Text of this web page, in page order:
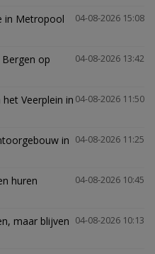
04-08-2026 15:08
in Metropool
04-08-2026 13:42
op
04-08-2026 11:50
Veerplein in
04-08-2026 11:25
in
04-08-2026 10:45
huren
04-08-2026 10:13
maar blijven